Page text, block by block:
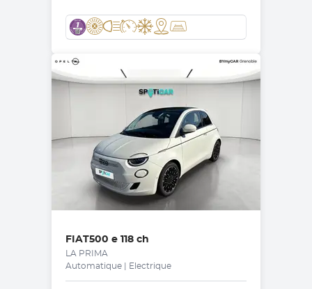
FIAT500 e 118 ch
LA PRIMA
Automatique | Electrique